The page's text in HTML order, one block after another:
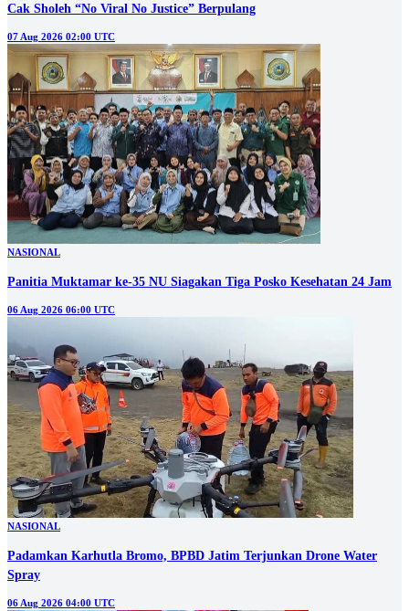
Cak Sholeh “No Viral No Justice” Berpulang
07 Aug 2026 02:00 UTC
NASIONAL
Panitia Muktamar ke-35 NU Siagakan Tiga Posko Kesehatan 24 Jam
06 Aug 2026 06:00 UTC
NASIONAL
Padamkan Karhutla Bromo, BPBD Jatim Terjunkan Drone Water
Spray
06 Aug 2026 04:00 UTC